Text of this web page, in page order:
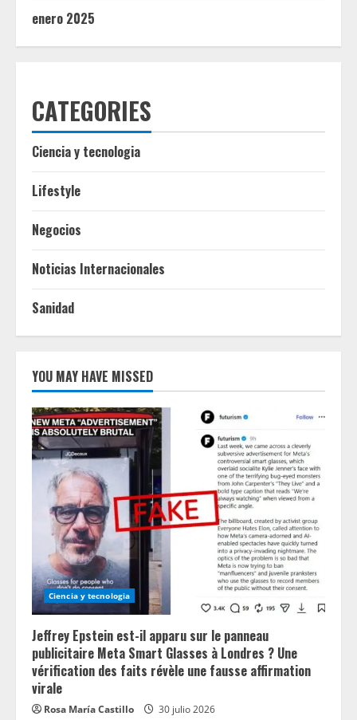
enero 2025
CATEGORIES
Ciencia y tecnologia
Lifestyle
Negocios
Noticias Internacionales
Sanidad
YOU MAY HAVE MISSED
Ciencia y tecnologia
Jeffrey Epstein est-il apparu sur le panneau
publicitaire Meta Smart Glasses à Londres ? Une
vérification des faits révèle une fausse affirmation
virale
Rosa María Castillo 30 julio 2026